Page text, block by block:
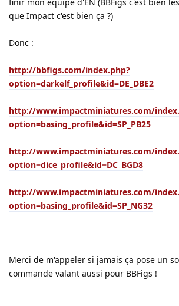
que Impact c'est bien ça ?)
Donc :
http://bbfigs.com/index.php?
option=darkelf_profile&id=DE_DBE2
http://www.impactminiatures.com/
option=basing_profile&id=SP_PB25
http://www.impactminiatures.com/
option=dice_profile&id=DC_BGD8
http://www.impactminiatures.com/
option=basing_profile&id=SP_NG32
Merci de m'appeler si jamais ça pose un
commande valant aussi pour BBFigs !